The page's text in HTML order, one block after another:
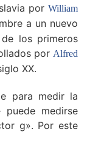
por William
a un nuevo
los primeros
por Alfred
XX.
para medir la
puede medirse
g». Por este